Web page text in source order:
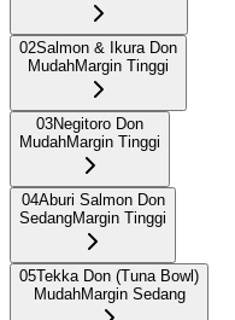
02Salmon & Ikura Don
MudahMargin Tinggi
03Negitoro Don
MudahMargin Tinggi
04Aburi Salmon Don
SedangMargin Tinggi
05Tekka Don (Tuna Bowl)
MudahMargin Sedang